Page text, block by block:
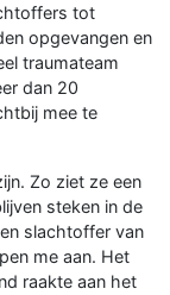
tot
opgevangen en
traumateam
dan 20
mee te
Zo ziet ze een
steken in de
slachtoffer van
me aan. Het
raakte aan het